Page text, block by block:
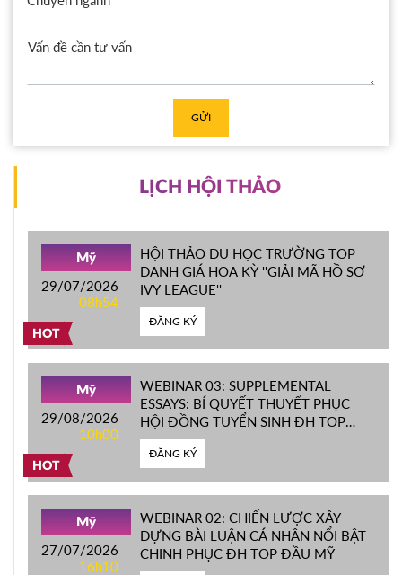
GỬI
LỊCH HỘI THẢO
HOT
Mỹ
29/07/2026
08h54
HỘI THẢO DU HỌC TRƯỜNG TOP
DANH GIÁ HOA KỲ ''GIẢI MÃ HỒ SƠ
IVY LEAGUE''
ĐĂNG KÝ
HOT
Mỹ
29/08/2026
10h00
WEBINAR 03: SUPPLEMENTAL
ESSAYS: BÍ QUYẾT THUYẾT PHỤC
HỘI ĐỒNG TUYỂN SINH ĐH TOP
ĐẦU MỸ
ĐĂNG KÝ
Mỹ
27/07/2026
16h10
WEBINAR 02: CHIẾN LƯỢC XÂY
DỰNG BÀI LUẬN CÁ NHÂN NỔI BẬT
CHINH PHỤC ĐH TOP ĐẦU MỸ